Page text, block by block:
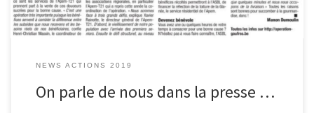
NEWS ACTIONS 2019
On parle de nous dans la presse …